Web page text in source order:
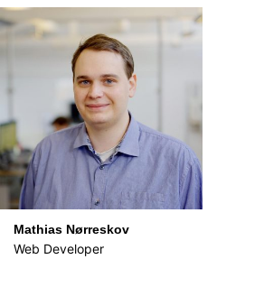
Mathias Nørreskov
Web Developer